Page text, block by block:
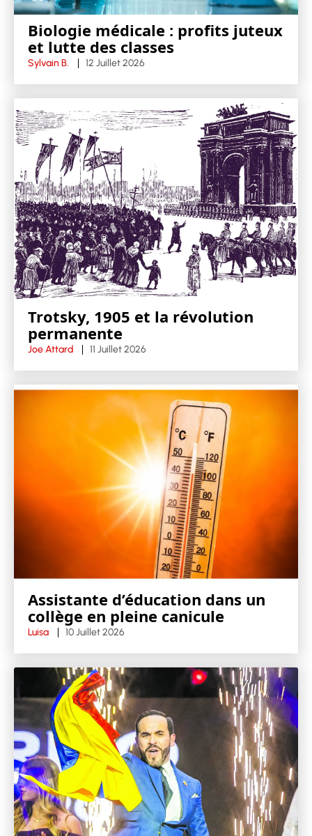
Biologie médicale : profits juteux
et lutte des classes
Sylvain B. 12 Juillet 2026
Trotsky, 1905 et la révolution
permanente
Joe Attard 11 Juillet 2026
Assistante d’éducation dans un
collège en pleine canicule
Luisa 10 Juillet 2026